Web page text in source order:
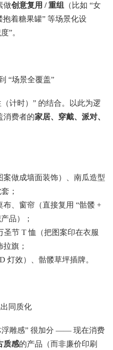
做创意复用 / 重组
（比如 “女
着糖果罐” 等场景化设
”。
“场景全覆盖”
计时）” 的结合。以此为逻
消费者的家居、穿戴、派对、
案做成墙面装饰）、南瓜造型
；
布、窗帘（直接复用 “骷髅 +
品）；
圣节 T 恤（把图案印在衣服
旗；
灯效）、骷髅草坪插牌。
同质化
浮雕感” 很加分 —— 现在消费
质感的产品（而非廉价印刷